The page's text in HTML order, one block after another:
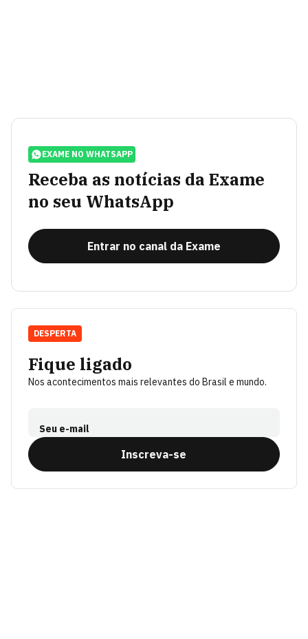
EXAME NO WHATSAPP
Receba as notícias da Exame
no seu WhatsApp
Entrar no canal da Exame
Fique ligado
Nos acontecimentos mais relevantes do Brasil e mundo.
Seu e-mail
Inscreva-se
DESPERTA